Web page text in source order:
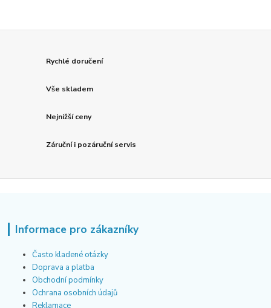
Rychlé doručení
Vše skladem
Nejnižší ceny
Záruční i pozáruční servis
Informace pro zákazníky
Často kladené otázky
Doprava a platba
Obchodní podmínky
Ochrana osobních údajů